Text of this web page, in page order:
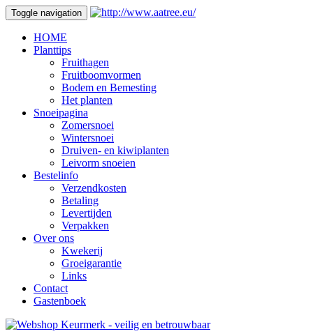
Toggle navigation
HOME
Planttips
Fruithagen
Fruitboomvormen
Bodem en Bemesting
Het planten
Snoeipagina
Zomersnoei
Wintersnoei
Druiven- en kiwiplanten
Leivorm snoeien
Bestelinfo
Verzendkosten
Betaling
Levertijden
Verpakken
Over ons
Kwekerij
Groeigarantie
Links
Contact
Gastenboek